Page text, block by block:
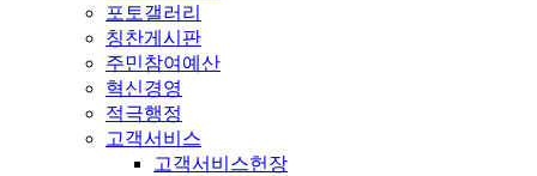
포토갤러리
칭찬게시판
주민참여예산
혁신경영
적극행정
고객서비스
고객서비스헌장